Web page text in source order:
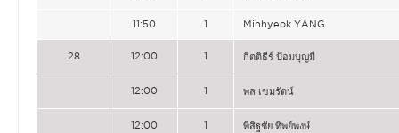
11:50 1 Minhyeok YANG
28 12:00 1 กิตติธีร์ ป้อมบุญมี
12:00 1 พล เขมรัตน์
12:00 1 พิสิฐชัย ทิพย์พงษ์